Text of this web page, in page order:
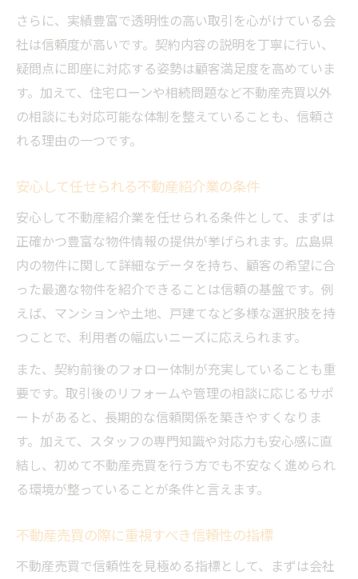
さらに、実績豊富で透明性の高い取引を心がけている会
社は信頼度が高いです。契約内容の説明を丁寧に行い、
疑問点に即座に対応する姿勢は顧客満足度を高めていま
す。加えて、住宅ローンや相続問題など不動産売買以外
の相談にも対応可能な体制を整えていることも、信頼さ
れる理由の一つです。
安心して任せられる不動産紹介業の条件
安心して不動産紹介業を任せられる条件として、まずは
正確かつ豊富な物件情報の提供が挙げられます。広島県
内の物件に関して詳細なデータを持ち、顧客の希望に合
った最適な物件を紹介できることは信頼の基盤です。例
えば、マンションや土地、戸建てなど多様な選択肢を持
つことで、利用者の幅広いニーズに応えられます。
また、契約前後のフォロー体制が充実していることも重
要です。取引後のリフォームや管理の相談に応じるサポ
ートがあると、長期的な信頼関係を築きやすくなりま
す。加えて、スタッフの専門知識や対応力も安心感に直
結し、初めて不動産売買を行う方でも不安なく進められ
る環境が整っていることが条件と言えます。
不動産売買の際に重視すべき信頼性の指標
不動産売買で信頼性を見極める指標として、まずは会社